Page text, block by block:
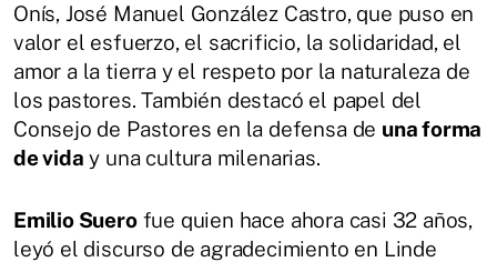
Onís, José Manuel González Castro, que puso en
valor el esfuerzo, el sacrificio, la solidaridad, el
amor a la tierra y el respeto por la naturaleza de
los pastores. También destacó el papel del
Consejo de Pastores en la defensa de una forma
de vida y una cultura milenarias.
Emilio Suerofue quien hace ahora casi 32 años,
leyó el discurso de agradecimiento en Linde